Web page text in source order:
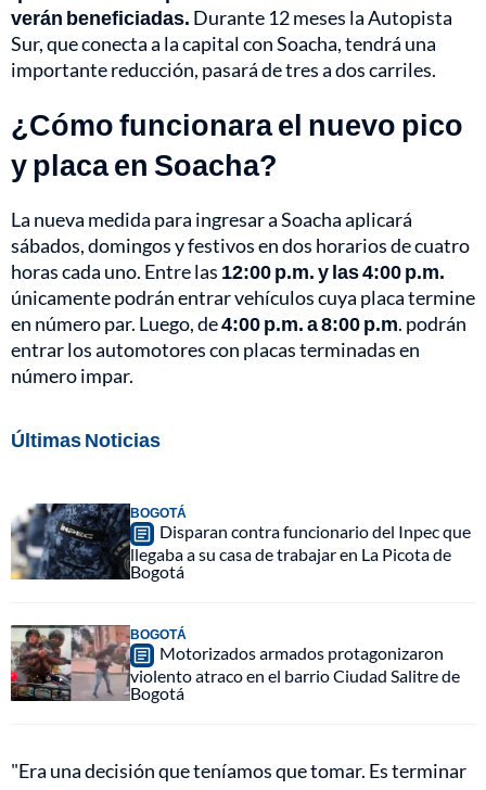
verán beneficiadas. Durante 12 meses la Autopista
Sur, que conecta a la capital con Soacha, tendrá una
importante reducción, pasará de tres a dos carriles.
¿Cómo funcionara el nuevo pico
y placa en Soacha?
La nueva medida para ingresar a Soacha aplicará
sábados, domingos y festivos en dos horarios de cuatro
horas cada uno. Entre las 12:00 p.m. y las 4:00 p.m.
únicamente podrán entrar vehículos cuya placa termine
en número par. Luego, de4:00 p.m. a 8:00 p.m. podrán
entrar los automotores con placas terminadas en
número impar.
Últimas Noticias
BOGOTÁ
Disparan contra funcionario del Inpec que
llegaba a su casa de trabajar en La Picota de
Bogotá
BOGOTÁ
Motorizados armados protagonizaron
violento atraco en el barrio Ciudad Salitre de
Bogotá
"Era una decisión que teníamos que tomar. Es terminar